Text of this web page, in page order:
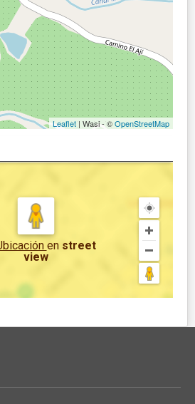
Leaflet | Wasi - ©OpenStreetMap
en street
view